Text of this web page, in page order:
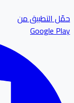
التطبيق من
Google